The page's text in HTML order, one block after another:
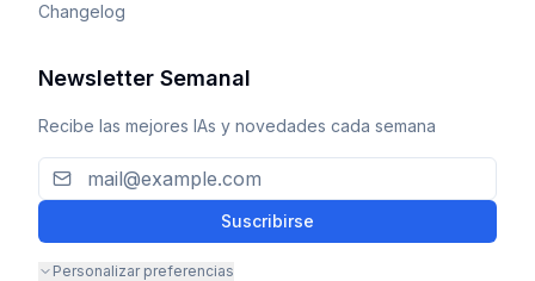
Changelog
Newsletter Semanal
Recibe las mejores IAs y novedades cada semana
Suscribirse
Personalizar preferencias